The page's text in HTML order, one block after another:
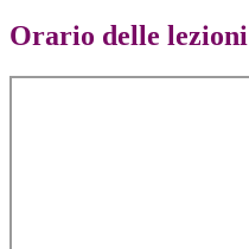
Orario delle lezioni